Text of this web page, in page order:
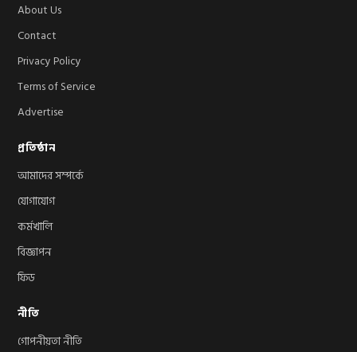
About Us
Contact
Privacy Policy
Terms of Service
Advertise
প্রতিষ্ঠান
আমাদের সম্পর্কে
যোগাযোগ
কর্মখালি
বিজ্ঞাপন
ফিড
নীতি
গোপনীয়তা নীতি